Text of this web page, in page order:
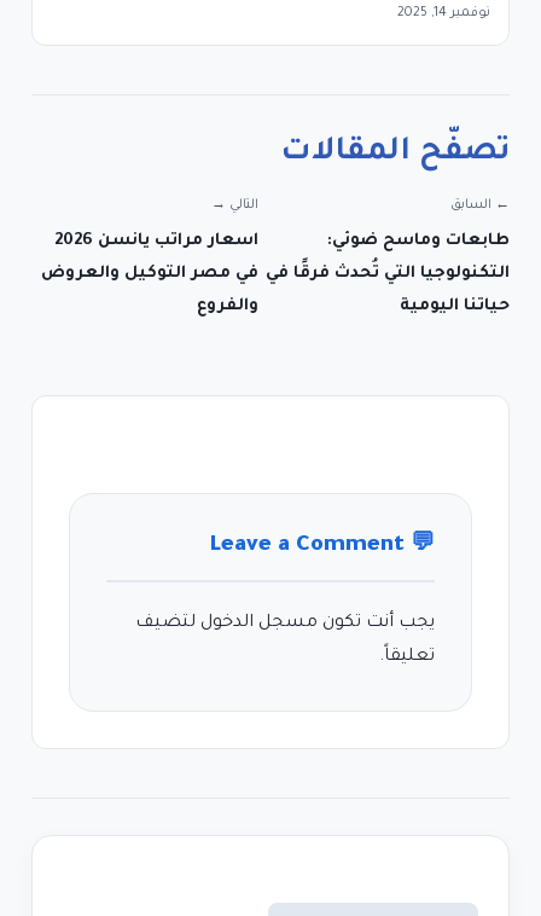
نوفمبر 14, 2025
تصفّح المقالات
← السابق
طابعات وماسح ضوئي:
التكنولوجيا التي تُحدث فرقًا في
حياتنا اليومية
التالي →
اسعار مراتب يانسن 2026
في مصر التوكيل والعروض
والفروع
💬
Leave a Comment
يجب أنت تكون مسجل الدخول لتضيف
تعليقاً.